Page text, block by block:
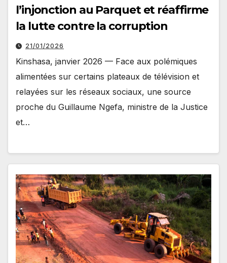
l’injonction au Parquet et réaffirme
la lutte contre la corruption
21/01/2026
Kinshasa, janvier 2026 — Face aux polémiques
alimentées sur certains plateaux de télévision et
relayées sur les réseaux sociaux, une source
proche du Guillaume Ngefa, ministre de la Justice
et…